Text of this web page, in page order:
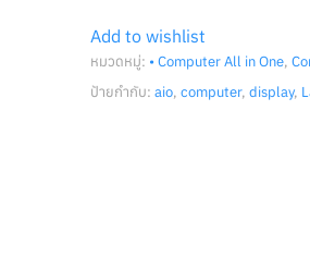
Add to wishlist
หมวดหมู่: • Computer All in One,
ป้ายกำกับ: aio, computer, display,